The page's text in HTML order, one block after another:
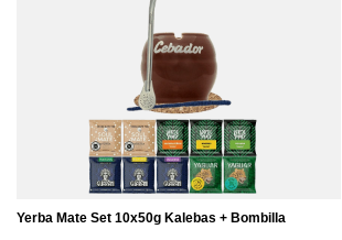
Yerba Mate Set 10x50g Kalebas + Bombilla